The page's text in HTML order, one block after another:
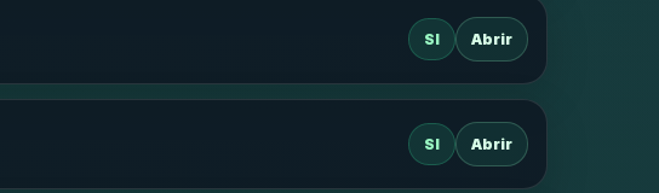
SI Abrir
SI Abrir